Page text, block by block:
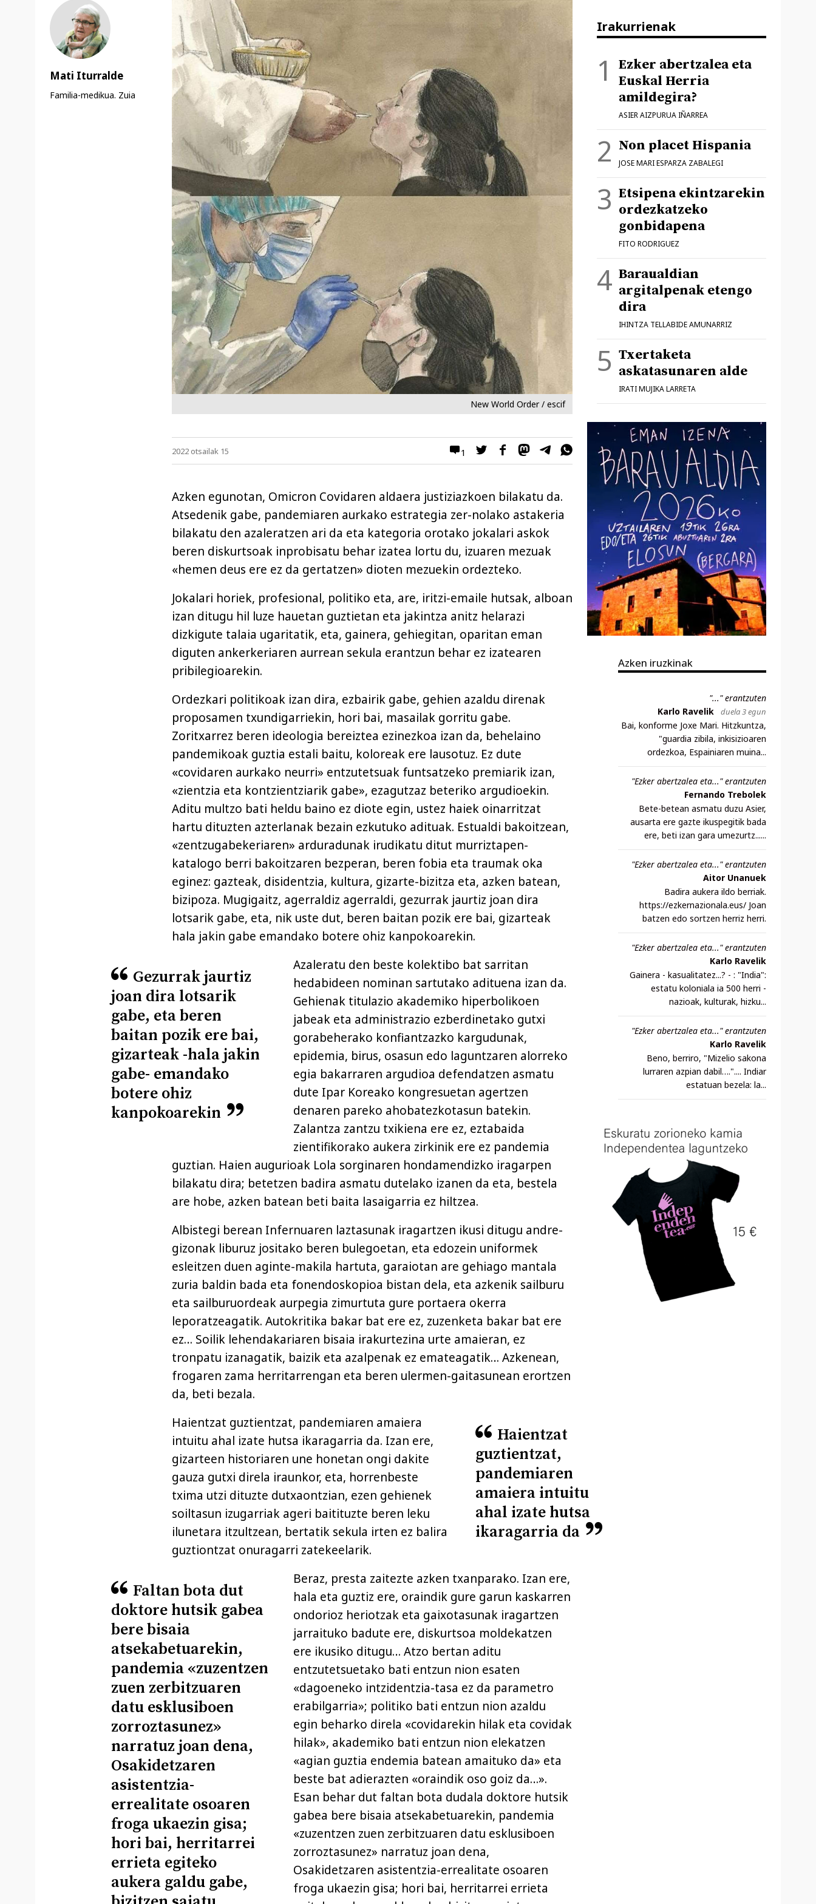
New World Order / escif
1
2022 otsailak 15
Azken egunotan, Omicron Covidaren aldaera justiziazkoen bilakatu da.
Atsedenik gabe, pandemiaren aurkako estrategia zer-nolako astakeria
bilakatu den azaleratzen ari da eta kategoria orotako jokalari askok
beren diskurtsoak inprobisatu behar izatea lortu du, izuaren mezuak
«hemen deus ere ez da gertatzen» dioten mezuekin ordezteko.
Jokalari horiek, profesional, politiko eta, are, iritzi-emaile hutsak, alboan
izan ditugu hil luze hauetan guztietan eta jakintza anitz helarazi
dizkigute talaia ugaritatik, eta, gainera, gehiegitan, oparitan eman
diguten ankerkeriaren aurrean sekula erantzun behar ez izatearen
pribilegioarekin.
Ordezkari politikoak izan dira, ezbairik gabe, gehien azaldu direnak
proposamen txundigarriekin, hori bai, masailak gorritu gabe.
Zoritxarrez beren ideologia bereiztea ezinezkoa izan da, behelaino
pandemikoak guztia estali baitu, koloreak ere lausotuz. Ez dute
«covidaren aurkako neurri» entzutetsuak funtsatzeko premiarik izan,
«zientzia eta kontzientziarik gabe», ezagutzaz beteriko argudioekin.
Aditu multzo bati heldu baino ez diote egin, ustez haiek oinarritzat
hartu dituzten azterlanak bezain ezkutuko adituak. Estualdi bakoitzean,
«zentzugabekeriaren» arduradunak irudikatu ditut murriztapen-
katalogo berri bakoitzaren bezperan, beren fobia eta traumak oka
eginez: gazteak, disidentzia, kultura, gizarte-bizitza eta, azken batean,
bizipoza. Mugigaitz, agerraldiz agerraldi, gezurrak jaurtiz joan dira
lotsarik gabe, eta, nik uste dut, beren baitan pozik ere bai, gizarteak
hala jakin gabe emandako botere ohiz kanpokoarekin.
Gezurrak jaurtiz
joan dira lotsarik
gabe, eta beren
baitan pozik ere bai,
gizarteak -hala jakin
gabe- emandako
botere ohiz
kanpokoarekin
Azaleratu den beste kolektibo bat sarritan
hedabideen nominan sartutako adituena izan da.
Gehienak titulazio akademiko hiperbolikoen
jabeak eta administrazio ezberdinetako gutxi
gorabeherako konfiantzazko kargudunak,
epidemia, birus, osasun edo laguntzaren alorreko
egia bakarraren argudioa defendatzen asmatu
dute Ipar Koreako kongresuetan agertzen
denaren pareko ahobatezkotasun batekin.
Zalantza zantzu txikiena ere ez, eztabaida
zientifikorako aukera zirkinik ere ez pandemia
guztian. Haien augurioak Lola sorginaren hondamendizko iragarpen
bilakatu dira; betetzen badira asmatu dutelako izanen da eta, bestela
are hobe, azken batean beti baita lasaigarria ez hiltzea.
Albistegi berean Infernuaren laztasunak iragartzen ikusi ditugu andre-
gizonak liburuz jositako beren bulegoetan, eta edozein uniformek
esleitzen duen aginte-makila hartuta, garaiotan are gehiago mantala
zuria baldin bada eta fonendoskopioa bistan dela, eta azkenik sailburu
eta sailburuordeak aurpegia zimurtuta gure portaera okerra
leporatzeagatik. Autokritika bakar bat ere ez, zuzenketa bakar bat ere
ez… Soilik lehendakariaren bisaia irakurtezina urte amaieran, ez
tronpatu izanagatik, baizik eta azalpenak ez emateagatik… Azkenean,
frogaren zama herritarrengan eta beren ulermen-gaitasunean erortzen
da, beti bezala.
Haientzat
guztientzat,
pandemiaren
amaiera intuitu
ahal izate hutsa
ikaragarria da
Haientzat guztientzat, pandemiaren amaiera
intuitu ahal izate hutsa ikaragarria da. Izan ere,
gizarteen historiaren une honetan ongi dakite
gauza gutxi direla iraunkor, eta, horrenbeste
txima utzi dituzte dutxaontzian, ezen gehienek
soiltasun izugarriak ageri baitituzte beren leku
ilunetara itzultzean, bertatik sekula irten ez balira
guztiontzat onuragarri zatekeelarik.
Faltan bota dut
doktore hutsik gabea
bere bisaia
atsekabetuarekin,
pandemia «zuzentzen
zuen zerbitzuaren
datu esklusiboen
zorroztasunez»
narratuz joan dena,
Osakidetzaren
asistentzia-
errealitate osoaren
froga ukaezin gisa;
hori bai, herritarrei
errieta egiteko
aukera galdu gabe,
Beraz, presta zaitezte azken txanparako. Izan ere,
hala eta guztiz ere, oraindik gure garun kaskarren
ondorioz heriotzak eta gaixotasunak iragartzen
jarraituko badute ere, diskurtsoa moldekatzen
ere ikusiko ditugu… Atzo bertan aditu
entzutetsuetako bati entzun nion esaten
«dagoeneko intzidentzia-tasa ez da parametro
erabilgarria»; politiko bati entzun nion azaldu
egin beharko direla «covidarekin hilak eta covidak
hilak», akademiko bati entzun nion elekatzen
«agian guztia endemia batean amaituko da» eta
beste bat adierazten «oraindik oso goiz da…».
Esan behar dut faltan bota dudala doktore hutsik
gabea bere bisaia atsekabetuarekin, pandemia
«zuzentzen zuen zerbitzuaren datu esklusiboen
zorroztasunez» narratuz joan dena,
Osakidetzaren asistentzia-errealitate osoaren
froga ukaezin gisa; hori bai, herritarrei errieta
Mati Iturralde
Familia-medikua. Zuia
Irakurrienak
Ezker abertzalea eta
Euskal Herria
amildegira?
ASIER AIZPURUA IÑARREA
Non placet Hispania
JOSE MARI ESPARZA ZABALEGI
Etsipena ekintzarekin
ordezkatzeko
gonbidapena
FITO RODRIGUEZ
Baraualdian
argitalpenak etengo
dira
IHINTZA TELLABIDE AMUNARRIZ
Txertaketa
askatasunaren alde
IRATI MUJIKA LARRETA
Azken iruzkinak
"..." erantzuten
Karlo Ravelik
duela 3 egun
Bai, konforme Joxe Mari. Hitzkuntza,
"guardia zibila, inkisizioaren
ordezkoa, Espainiaren muina...
"Ezker abertzalea eta..." erantzuten
Fernando Trebolek
Bete-betean asmatu duzu Asier,
ausarta ere gazte ikuspegitik bada
ere, beti izan gara umezurtz......
"Ezker abertzalea eta..." erantzuten
Aitor Unanuek
Badira aukera ildo berriak.
https://ezkernazionala.eus/ Joan
batzen edo sortzen herriz herri.
"Ezker abertzalea eta..." erantzuten
Karlo Ravelik
Gainera - kasualitatez...? - : "India":
estatu koloniala ia 500 herri -
nazioak, kulturak, hizku...
"Ezker abertzalea eta..." erantzuten
Karlo Ravelik
Beno, berriro, "Mizelio sakona
lurraren azpian dabil….".... Indiar
estatuan bezela: la...